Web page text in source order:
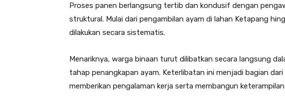
Proses panen berlangsung tertib dan kondusif dengan
struktural. Mulai dari pengambilan ayam di lahan Ketapang
dilakukan secara sistematis.
Menariknya, warga binaan turut dilibatkan secara langsung
tahap penangkapan ayam. Keterlibatan ini menjadi bagian
memberikan pengalaman kerja serta membangun